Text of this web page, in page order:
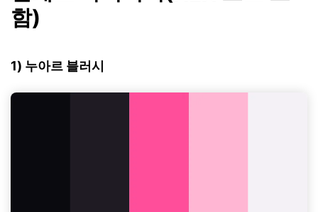
함)
1) 누아르 블러시